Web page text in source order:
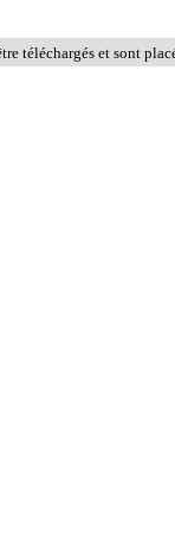
téléchargés et sont